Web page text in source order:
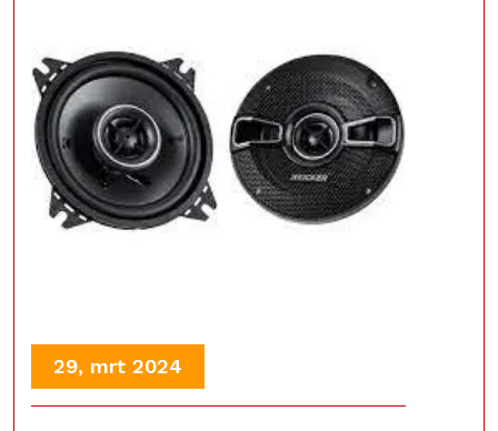
29, mrt 2024